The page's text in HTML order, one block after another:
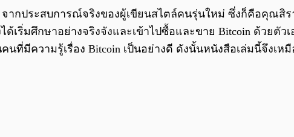
จากประสบการณ์จริงของผู้เขียนสไตล์คนรุ่นใหม่ ซึ่งก็คือคุณ
เริ่มศึกษาอย่างจริงจังและเข้าไปซื้อและขาย Bitcoin ด้วยตัว
ที่มีความรู้เรื่อง Bitcoin เป็นอย่างดี ดังนั้นหนังสือเล่มนี้จึงเห